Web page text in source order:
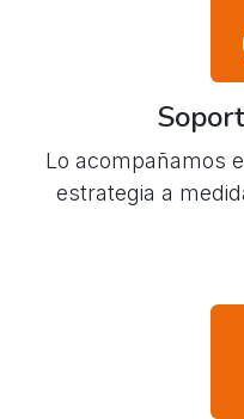
Lo acompañamos
estrategia a